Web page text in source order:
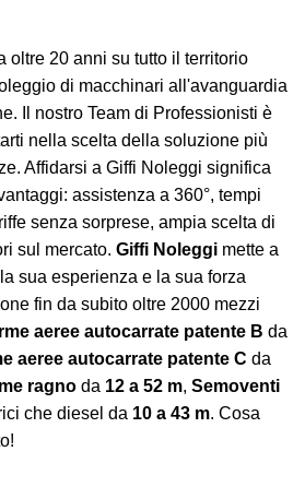
oltre 20 anni su tutto il territorio
di macchinari all'avanguardia
Il nostro Team di Professionisti è
nella scelta della soluzione più
Affidarsi a Giffi Noleggi significa
assistenza a 360°, tempi
senza sorprese, ampia scelta di
sul mercato. Giffi Noleggi mette a
sua esperienza e la sua forza
fin da subito oltre 2000 mezzi
aeree autocarrate patente B da
aeree autocarrate patente C da
ragno da 12 a 52 m, Semoventi
che diesel da 10 a 43 m. Cosa